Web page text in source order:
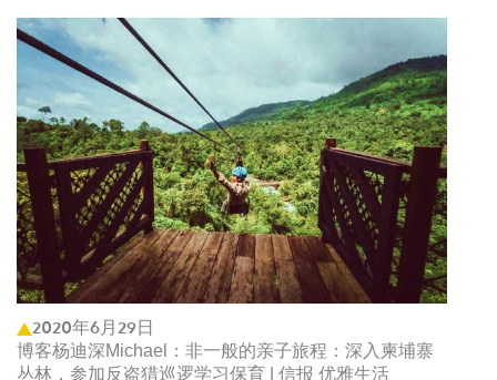
2020年6月29日
博客杨迪深Michael：非一般的亲子旅程：深入柬埔寨
丛林，参加反盗猎巡逻学习保育 | 信报 优雅生活